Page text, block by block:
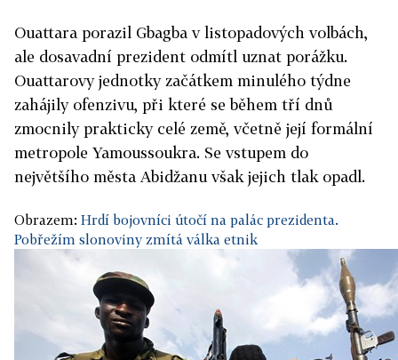
Ouattara porazil Gbagba v listopadových volbách,
ale dosavadní prezident odmítl uznat porážku.
Ouattarovy jednotky začátkem minulého týdne
zahájily ofenzivu, při které se během tří dnů
zmocnily prakticky celé země, včetně její formální
metropole Yamoussoukra. Se vstupem do
největšího města Abidžanu však jejich tlak opadl.
Obrazem: Hrdí bojovníci útočí na palác prezidenta.
Pobřežím slonoviny zmítá válka etnik